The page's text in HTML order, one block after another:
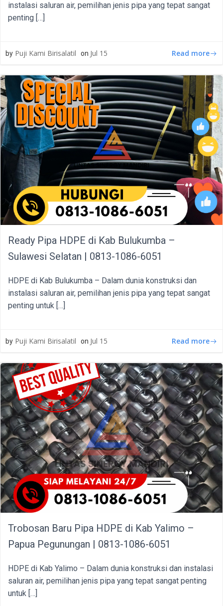
instalasi saluran air, pemilihan jenis pipa yang tepat sangat
penting […]
by Puji Kami Birisalatil on Jul 15 Read more
Ready Pipa HDPE di Kab Bulukumba –
Sulawesi Selatan | 0813-1086-6051
HDPE di Kab Bulukumba – Dalam dunia konstruksi dan
instalasi saluran air, pemilihan jenis pipa yang tepat sangat
penting untuk […]
by Puji Kami Birisalatil on Jul 15 Read more
Trobosan Baru Pipa HDPE di Kab Yalimo –
Papua Pegunungan | 0813-1086-6051
HDPE di Kab Yalimo – Dalam dunia konstruksi dan instalasi
saluran air, pemilihan jenis pipa yang tepat sangat penting
untuk […]